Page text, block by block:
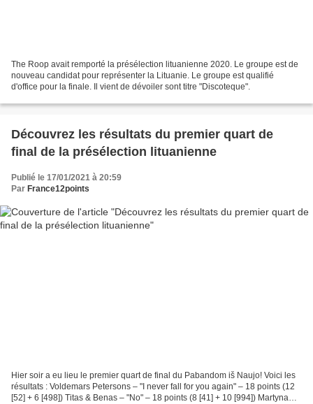
The Roop avait remporté la présélection lituanienne 2020. Le groupe est de
nouveau candidat pour représenter la Lituanie. Le groupe est qualifié
d'office pour la finale. Il vient de dévoiler sont titre "Discoteque".
Découvrez les résultats du premier quart de
final de la présélection lituanienne
Publié le 17/01/2021 à 20:59
Par France12points
Hier soir a eu lieu le premier quart de final du Pabandom iš Naujo! Voici les
résultats : Voldemars Petersons – "I never fall for you again" – 18 points (12
[52] + 6 [498]) Titas & Benas – "No" – 18 points (8 [41] + 10 [994]) Martyna